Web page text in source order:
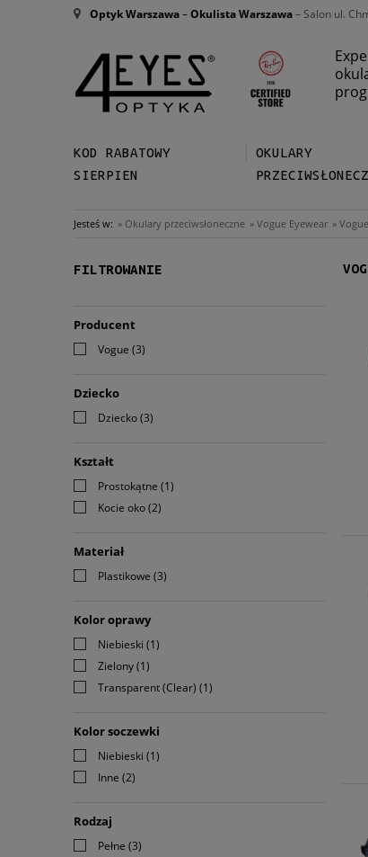
Optyk Warszawa–Okulista Warszawa– Salon ul.
KOD RABATOWY
SIERPIEN
OKULARY
Jesteś w: » Okulary przeciwsłoneczne » Vogue Eyewear »
FILTROWANIE
Producent
Vogue (3)
Dziecko
Dziecko(3)
Kształt
Prostokątne (1)
Kocie oko(2)
Materiał
Plastikowe (3)
Kolor oprawy
Niebieski (1)
Zielony(1)
Transparent (Clear) (1)
Kolor soczewki
Niebieski (1)
Inne (2)
Rodzaj
Pełne (3)